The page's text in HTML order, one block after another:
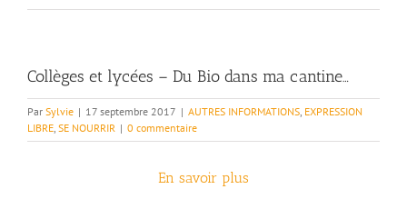
Collèges et lycées – Du Bio dans ma cantine…
Par Sylvie | 17 septembre 2017 | AUTRES INFORMATIONS, EXPRESSION
LIBRE, SE NOURRIR | 0 commentaire
En savoir plus